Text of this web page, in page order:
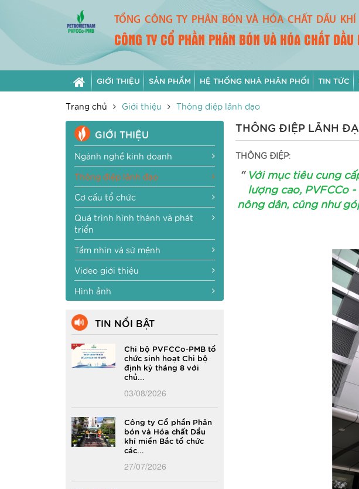
TỔNG CÔNG TY PHÂN BÓN VÀ HÓA CHẤT DẦU KHÍ
CÔNG TY CỔ PHẦN PHÂN BÓN VÀ HÓA CHẤT
GIỚI THIỆU SẢN PHẨM HỆ THỐNG NHÀ PHÂN PHỐI TIN TỨC
Trang chủ Giới thiệu Thông điệp lãnh đạo
GIỚI THIỆU
Ngành nghề kinh doanh
Thông điệp lãnh đạo
Cơ cấu tổ chức
Quá trình hình thành và phát
triển
Tầm nhìn và sứ mệnh
Video giới thiệu
Hình ảnh
TIN NỔI BẬT
Chi bộ PVFCCo-PMB tổ
chức sinh hoạt Chi bộ
định kỳ tháng 8 với
chủ...
03/08/2026
Công ty Cổ phần Phân
bón và Hóa chất Dầu
khí miền Bắc tổ chức
các...
27/07/2026
THÔNG ĐIỆP LÃNH
THÔNG ĐIỆP:
“ Với mục tiêu cung
lượng cao, PVFCCo
nông dân, cũng như